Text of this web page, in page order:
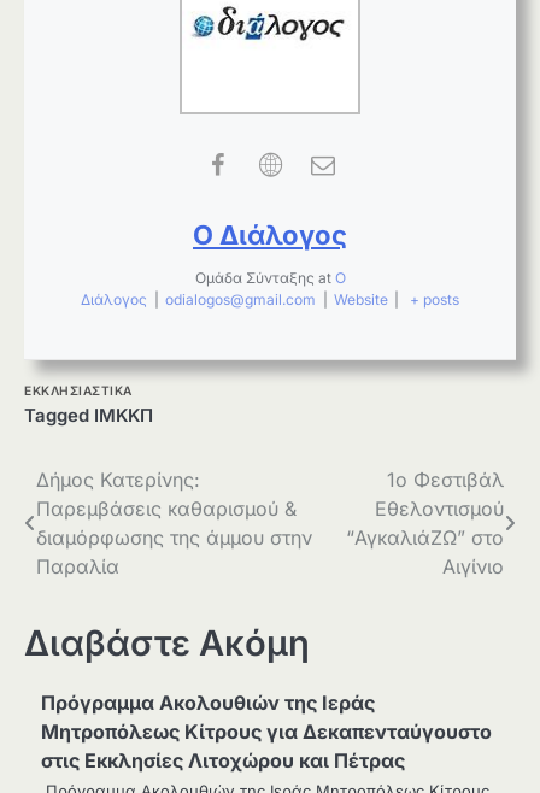
Ο Διάλογος
Ομάδα Σύνταξης at Ο
Διάλογος
odialogos@gmail.com Website + posts
ΕΚΚΛΗΣΙΑΣΤΙΚΑ
Tagged ΙΜΚΚΠ
Πλοήγηση
άρθρων
Δήμος Κατερίνης:
Παρεμβάσεις καθαρισμού &
διαμόρφωσης της άμμου στην
Παραλία
1ο Φεστιβάλ
Εθελοντισμού
“ΑγκαλιάΖΩ” στο
Αιγίνιο
Διαβάστε Ακόμη
Πρόγραμμα Ακολουθιών της Ιεράς
Μητροπόλεως Κίτρους για Δεκαπενταύγουστο
στις Εκκλησίες Λιτοχώρου και Πέτρας